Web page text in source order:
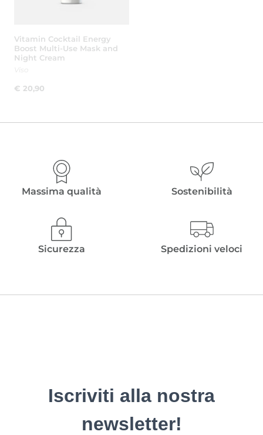
Vitamin Cocktail Energy
Boost Multi-Use Mask and
Night Cream
€ 20,90
Massima qualità Sostenibilità
Sicurezza Spedizioni veloci
Iscriviti alla nostra
newsletter!